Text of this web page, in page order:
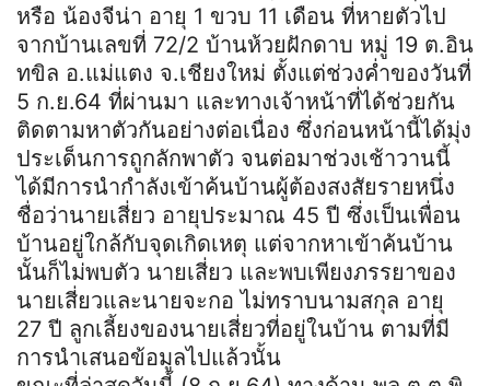
หรือ น้องจีน่า อายุ 1 ขวบ 11 เดือน ที่หายตัวไป
จากบ้านเลขที่ 72/2 บ้านห้วยฝักดาบ หมู่ 19 ต.อิน
ทขิล อ.แม่แตง จ.เชียงใหม่ ตั้งแต่ช่วงค่ำของวันที่
5 ก.ย.64 ที่ผ่านมา และทางเจ้าหน้าที่ได้ช่วยกัน
ติดตามหาตัวกันอย่างต่อเนื่อง ซึ่งก่อนหน้านี้ได้มุ่ง
ประเด็นการถูกลักพาตัว จนต่อมาช่วงเช้าวานนี้
ได้มีการนำกำลังเข้าค้นบ้านผู้ต้องสงสัยรายหนึ่ง
ชื่อว่านายเสี่ยว อายุประมาณ 45 ปี ซึ่งเป็นเพื่อน
บ้านอยู่ใกล้กับจุดเกิดเหตุ แต่จากหาเข้าค้นบ้าน
นั้นก็ไม่พบตัว นายเสี่ยว และพบเพียงภรรยาของ
นายเสี่ยวและนายจะกอ ไม่ทราบนามสกุล อายุ
27 ปี ลูกเลี้ยงของนายเสี่ยวที่อยู่ในบ้าน ตามที่มี
การนำเสนอข้อมูลไปแล้วนั้น